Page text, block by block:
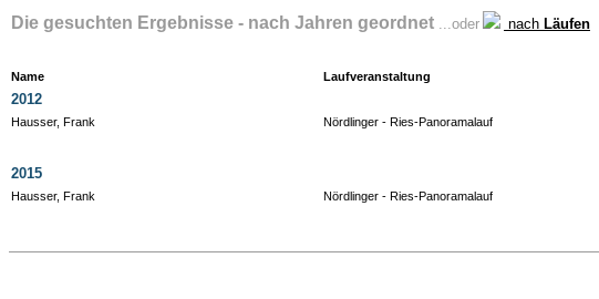
Die gesuchten Ergebnisse - nach Jahren geordnet ...oder nach Läufen
Name Laufveranstaltung
2012
Hausser, Frank Nördlinger - Ries-Panoramalauf
2015
Hausser, Frank Nördlinger - Ries-Panoramalauf